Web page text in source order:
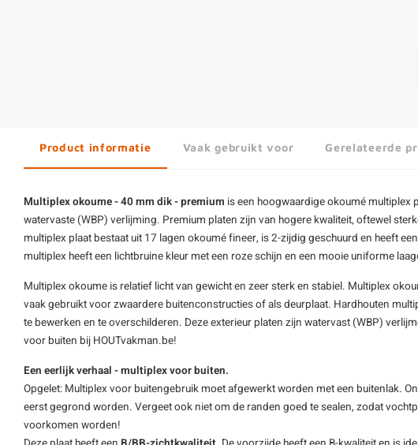
Product informatie Vaak gebruikt voor Gerelateerde
Multiplex okoume - 40 mm dik - premium is een hoogwaardigeokoumé multiplex
watervaste (WBP) verlijming. Premium platen zijn van hogere kwaliteit, oftewel
multiplex plaat bestaat uit 17 lagen okoumé fineer, is 2-zijdig geschuurd en heeft
multiplex heeft een lichtbruine kleur met een roze schijn en een mooie uniforme
Multiplex okoume is relatief licht van gewicht en zeer sterk en stabiel. Multiplex
vaak gebruikt voor zwaardere buitenconstructies of alsdeurplaat. Hardhouten
te bewerken en te overschilderen. Deze exterieur platen zijn watervast (WBP)
voor buiten bij HOUTvakman.be!
Een eerlijk verhaal - multiplex voor buiten.
Opgelet: Multiplex voor buitengebruik moet afgewerkt worden met een buitenlak.
eerst gegrond worden. Vergeet ook niet om de randen goed te sealen, zodat
voorkomen worden!